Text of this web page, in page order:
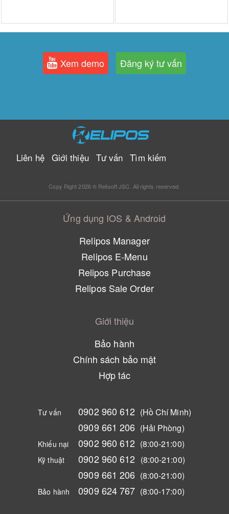
Xem demo Đăng ký tư vấn
Liên hệ Giới thiệu Tư vấn Tìm kiếm
Copy Right 2026 ® Relisoft JSC. All rights reserved.
Ứng dụng IOS & Android
Relipos Manager
Relipos E-Menu
Relipos Purchase
Relipos Sale Order
Giới thiệu
Bảo hành
Chính sách bảo mật
Hợp tác
Tư vấn 0902 960 612 (Hồ Chí Minh)
0909 661 206 (Hải Phòng)
Khiếu nại 0902 960 612 (8:00-21:00)
Kỹ thuật 0902 960 612 (8:00-21:00)
0909 661 206 (8:00-21:00)
Bảo hành 0909 624 767 (8:00-17:00)